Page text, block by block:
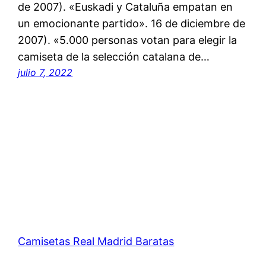
de 2007). «Euskadi y Cataluña empatan en
un emocionante partido». 16 de diciembre de
2007). «5.000 personas votan para elegir la
camiseta de la selección catalana de…
julio 7, 2022
Camisetas Real Madrid Baratas